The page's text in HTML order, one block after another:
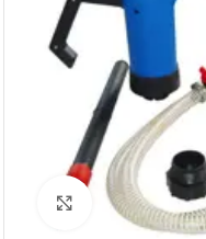
Cliquez pour